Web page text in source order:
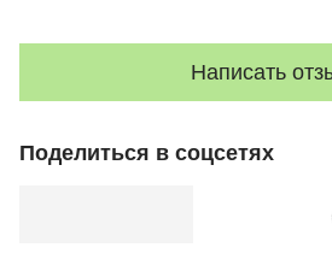
Написать
Поделиться в соцсетях